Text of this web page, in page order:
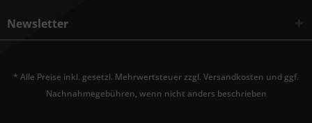
Newsletter
* Alle Preise inkl. gesetzl. Mehrwertsteuer zzgl. Versandkosten und ggf.
Nachnahmegebühren, wenn nicht anders beschrieben